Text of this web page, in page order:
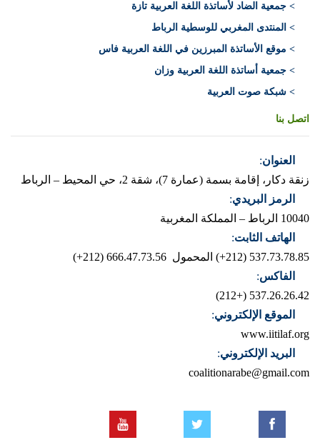
> جمعية الضاد لأساتذة اللغة العربية تازة
> المنتدى المغربي للوسطية الرباط
> موقع الأساتذة المبرزين في اللغة العربية فاس
> جمعية أساتذة اللغة العربية وزان
> شبكة صوت العربية
اتصل بنا
العنوان:
زنقة دكار، إقامة بسمة (عمارة 7)، شقة 2، حي المحيط – الرباط
الرمز البريدي:
10040 الرباط – المملكة المغربية
الهاتف الثابت:
537.73.78.85 (212+)
المحمول 666.47.73.56 (212+)
الفاكس:
537.26.26.42 (+212)
الموقع الإلكتروني:
www.iitilaf.org
البريد الإلكتروني:
coalitionarabe@gmail.com